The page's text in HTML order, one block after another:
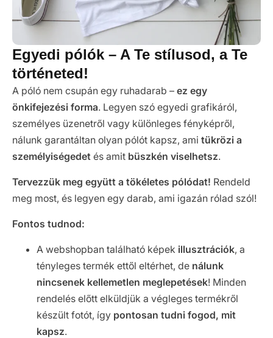
Egyedi pólók – A Te stílusod, a Te
történeted!
A póló nem csupán egy ruhadarab – ez egy
önkifejezési forma. Legyen szó egyedi grafikáról,
személyes üzenetről vagy különleges fényképről,
nálunk garantáltan olyan pólót kapsz, ami tükrözi a
személyiségedet és amit büszkén viselhetsz.
Tervezzük meg együtt a tökéletes pólódat! Rendeld
meg most, és legyen egy darab, ami igazán rólad szól!
Fontos tudnod:
A webshopban található képek illusztrációk, a
tényleges termék ettől eltérhet, de nálunk
nincsenek kellemetlen meglepetések! Minden
rendelés előtt elküldjük a végleges termékről
készült fotót, így pontosan tudni fogod, mit
kapsz.